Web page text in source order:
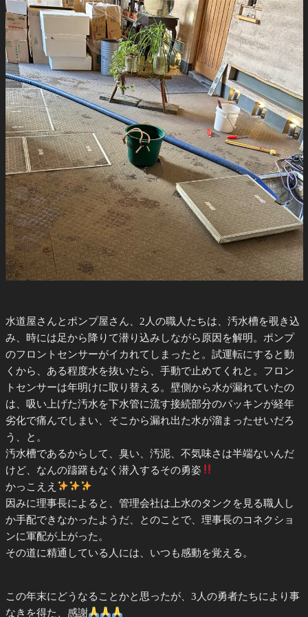
水道屋さんとポンプ屋さん、2人の職人たちは、汚水槽を覗き込
み、時には足から降りて潜り込みしながら原因を解明。ポンプ
のフロントセンサーがイカれてしまったと。試運転にすると動
くから、ある程度水を抜いたら、手動で止めてくれと。フロン
トセンサーは年明けに取り替える。壁側から水が漏れていたの
は、吸い上げた汚水を下水管に流す接続部分のパッキンが経年
劣化で痛んでしまい、そこから漏れ出た水が溜まったせいだろ
う、と。
汚水槽であるからして、臭い、汚泥、不気味さは半端ないんだ
けど、なんの躊躇もなく潜入するその勇姿
かっこええ
因みに理事長によると、管理会社は上水のタンクを見る職人し
か手配できなかったようだ、とのことで、理事長のコネクショ
ンに軍配が上がった。
その道に精通している人には、いつも感動を覚える。
この年末にどうなることかと思ったが、3人の勇者たちにより事
なきを得た、感謝